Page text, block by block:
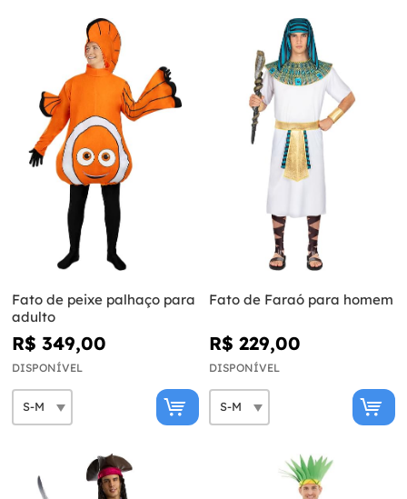
Fato de peixe palhaço para
adulto
R$ 349,00
DISPONÍVEL
Fato de Faraó para homem
R$ 229,00
DISPONÍVEL